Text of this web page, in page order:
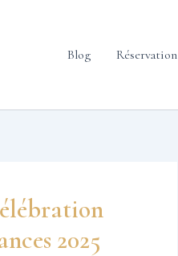
Blog Réservation
2025